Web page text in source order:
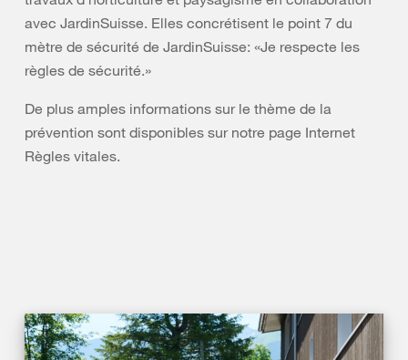
avec JardinSuisse. Elles concrétisent le point 7 du
mètre de sécurité de JardinSuisse: «Je respecte les
règles de sécurité.»
De plus amples informations sur le thème de la
prévention sont disponibles sur notre page Internet
Règles vitales.